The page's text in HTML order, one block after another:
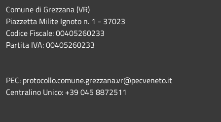
Comune di Grezzana (VR)
Piazzetta Milite Ignoto n. 1 - 37023
Codice Fiscale: 00405260233
Partita IVA: 00405260233
PEC: protocollo.comune.grezzana.vr@pecveneto.it
Centralino Unico: +39 045 8872511